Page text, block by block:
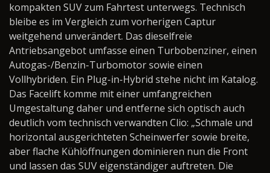
kompakten SUV zum Fahrtest unterwegs. Technisch
bleibe es im Vergleich zum vorherigen Captur
weitgehend unverändert. Das dieselfreie
Antriebsangebot umfasse einen Turbobenziner, einen
Autogas-/Benzin-Turbomotor sowie einen
Vollhybriden. Ein Plug-in-Hybrid stehe nicht im Katalog.
Das Facelift komme mit einer umfangreichen
Umgestaltung daher und entferne sich optisch auch
deutlich vom technisch verwandten Clio: „Schmale und
horizontal ausgerichteten Scheinwerfer sowie breite,
aber flache Kühlöffnungen dominieren nun die Front
und lassen das SUV eigenständiger auftreten. Die